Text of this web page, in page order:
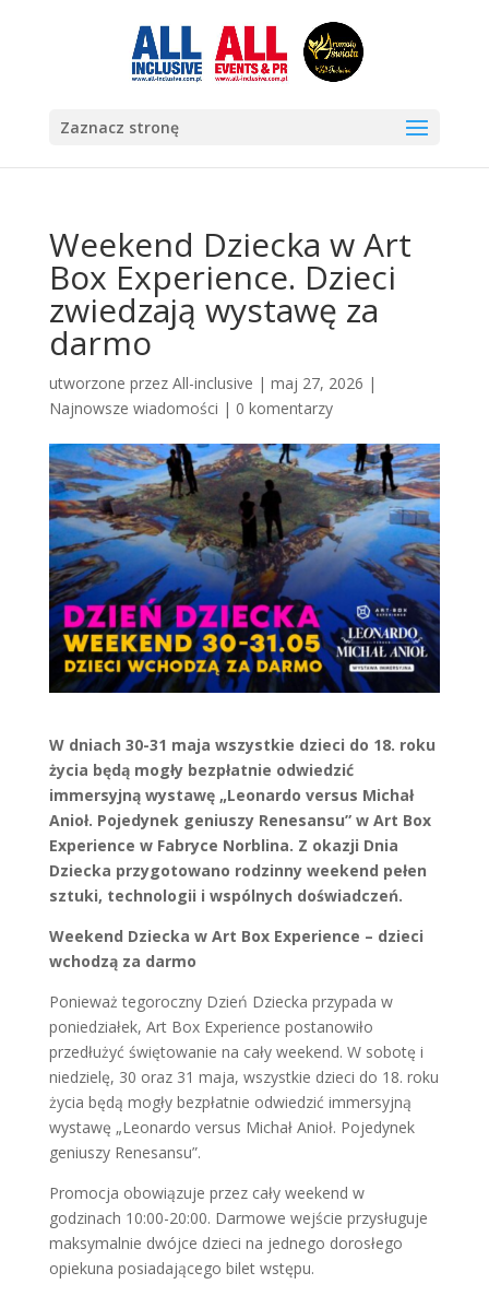
Zaznacz stronę
Weekend Dziecka w Art
Box Experience. Dzieci
zwiedzają wystawę za
darmo
utworzone przez All-inclusive | maj 27, 2026 |
Najnowsze wiadomości | 0 komentarzy
W dniach 30-31 maja wszystkie dzieci do 18. roku
życia będą mogły bezpłatnie odwiedzić
immersyjną wystawę „Leonardo versus Michał
Anioł. Pojedynek geniuszy Renesansu” w Art Box
Experience w Fabryce Norblina. Z okazji Dnia
Dziecka przygotowano rodzinny weekend pełen
sztuki, technologii i wspólnych doświadczeń.
Weekend Dziecka w Art Box Experience – dzieci
wchodzą za darmo
Ponieważ tegoroczny Dzień Dziecka przypada w
poniedziałek, Art Box Experience postanowiło
przedłużyć świętowanie na cały weekend. W sobotę i
niedzielę, 30 oraz 31 maja, wszystkie dzieci do 18. roku
życia będą mogły bezpłatnie odwiedzić immersyjną
wystawę „Leonardo versus Michał Anioł. Pojedynek
geniuszy Renesansu”.
Promocja obowiązuje przez cały weekend w
godzinach 10:00-20:00. Darmowe wejście przysługuje
maksymalnie dwójce dzieci na jednego dorosłego
opiekuna posiadającego bilet wstępu.